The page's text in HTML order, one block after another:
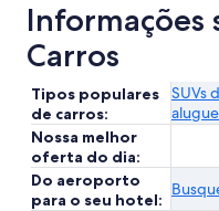
Informações
Carros
Tipos populares
de carros:
SUVs
Nossa melhor
oferta do dia:
Do aeroporto
para o seu hotel: